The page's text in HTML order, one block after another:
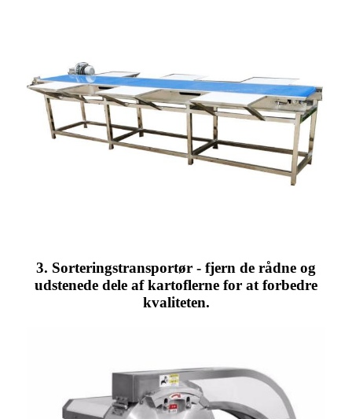
3. Sorteringstransportør - fjern de rådne og
udstenede dele af kartoflerne for at forbedre
kvaliteten.